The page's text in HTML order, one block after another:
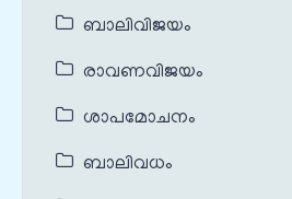
ബാലിവിജയം
രാവണവിജയം
ശാപമോചനം
ബാലിവധം